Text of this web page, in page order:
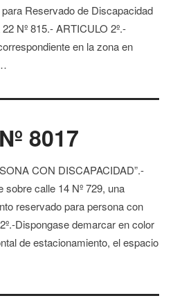
Reservado de Discapacidad
Nº 815.- ARTICULO 2º.-
en la zona en
8017
CON DISCAPACIDAD”.-
sobre calle 14 Nº 729, una
reservado para persona con
Dispongase demarcar en color
de estacionamiento, el espacio